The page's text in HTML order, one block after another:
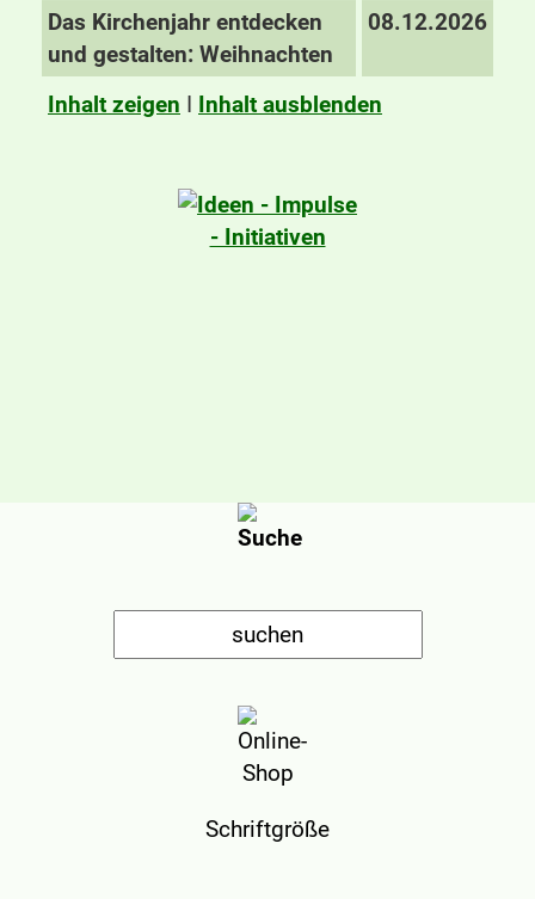
Das Kirchenjahr entdecken
und gestalten: Weihnachten
08.12.2026
Inhalt zeigen I Inhalt ausblenden
Schriftgröße